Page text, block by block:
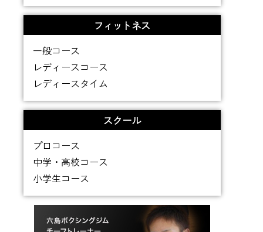
フィットネス
一般コース
レディースコース
レディースタイム
スクール
プロコース
中学・高校コース
小学生コース